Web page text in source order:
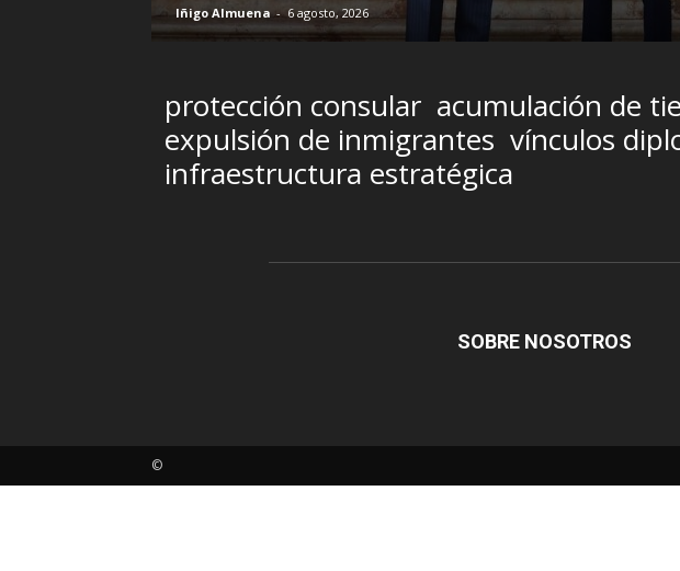
5
protección consular acumulación de
expulsión de inmigrantes vínculos
infraestructura estratégica
SOBRE NOSOTROS
©